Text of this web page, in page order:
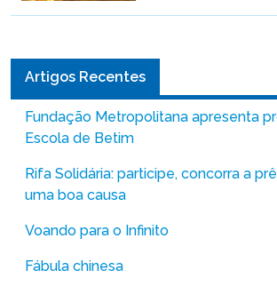
Artigos Recentes
Fundação Metropolitana apresenta
Escola de Betim
Rifa Solidária: participe, concorra a
uma boa causa
Voando para o Infinito
Fábula chinesa